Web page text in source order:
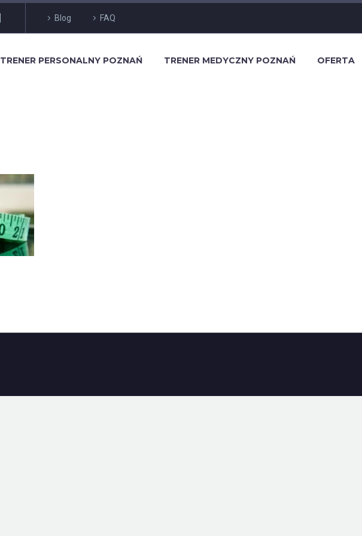
Blog FAQ
TRENER PERSONALNY POZNAŃ TRENER MEDYCZNY POZNAŃ OFERTA